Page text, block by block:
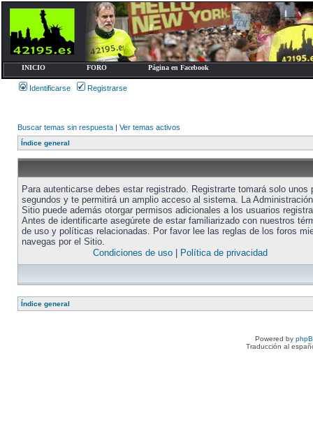
INICIO FORO Página en Facebook
Identificarse Registrarse
Buscar temas sin respuesta | Ver temas activos
Índice general
Para autenticarse debes estar registrado. Registrarte tomará solo unos
segundos y te permitirá un amplio acceso al sistema. La
Sitio puede además otorgar permisos adicionales a los usuarios
Antes de identificarte asegúrete de estar familiarizado con nuestros
de uso y políticas relacionadas. Por favor lee las reglas de los foros
navegas por el Sitio.
Condiciones de uso| Política de privacidad
Índice general
Powered by
Traducción al